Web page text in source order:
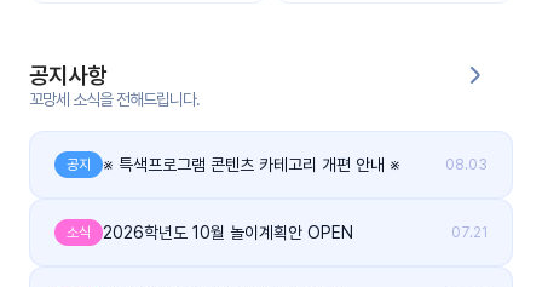
그
공지사항
꼬망세 소식을 전해드립니다.
공지 ※ 특색프로그램 콘텐츠 카테고리 개편 안내 ※ 08.03
소식 2026학년도 10월 놀이계획안 OPEN 07.21